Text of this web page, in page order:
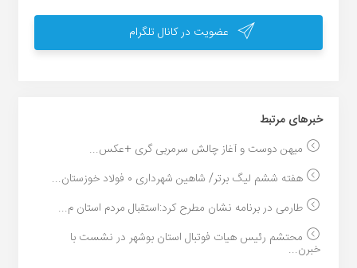
عضویت در کانال تلگرام
خبر‌های مرتبط
میهن دوست و آغاز چالش سرمربی گری +عکس...
هفته ششم لیگ برتر/ شاهین شهرداری ۰ فولاد خوزستان...
طارمی در برنامه نشان مطرح کرد:استقبال مردم استان م...
محتشم رئیس هیات فوتبال استان بوشهر در نشست با
خبرن...